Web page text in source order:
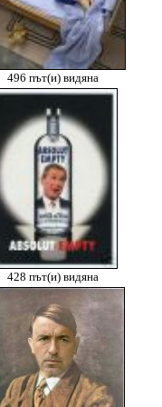
496 път(и) видяна
428 път(и) видяна